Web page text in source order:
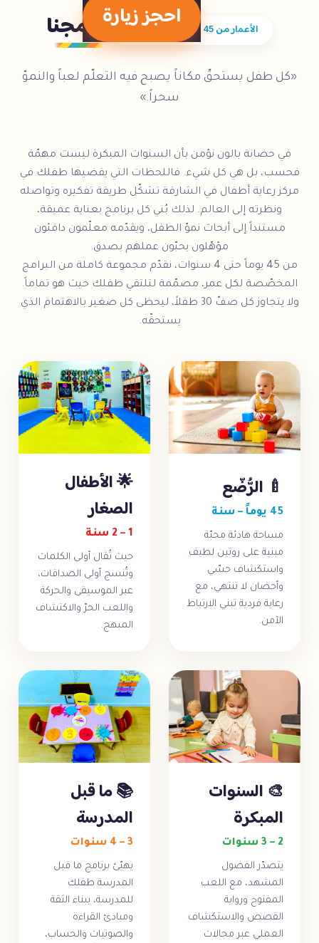
احجز زيارة
الأعمار من 45 يوماً حتى 4 سنوات برامجنا
«كل طفل يستحقّ مكاناً يصبح فيه التعلّم لعباً والنموّ
سحراً.»
في حضانة بالون نؤمن بأن السنوات المبكرة ليست مهمّة
فحسب، بل هي كل شيء. فاللحظات التي يقضيها طفلك في
مركز رعاية أطفال في الشارقة تشكّل طريقة تفكيره وتواصله
ونظرته إلى العالم. لذلك بُني كل برنامج بعناية عميقة،
مستنداً إلى أبحاث نموّ الطفل، ويقدّمه معلّمون دافئون
مؤهّلون يحبّون عملهم بصدق.
من 45 يوماً حتى 4 سنوات، نقدّم مجموعة كاملة من البرامج
المخصّصة لكل عمر، مصمّمة لتلتقي طفلك حيث هو تماماً.
ولا يتجاوز كل صفّ 30 طفلاً، ليحظى كل صغير بالاهتمام الذي
يستحقّه.
🍼 الرُّضّع
45 يوماً – سنة
مساحة هادئة محبّة
مبنية على روتين لطيف
واستكشاف حسّي
وأحضان لا تنتهي، مع
رعاية فردية تبني الارتباط
الآمن.
🌟 الأطفال
الصغار
1 – 2 سنة
حيث تُقال أولى الكلمات
وتُنسج أولى الصداقات،
عبر الموسيقى والحركة
واللعب الحرّ والاكتشاف
المبهج.
🎨 السنوات
المبكرة
2 – 3 سنوات
يتصدّر الفضول
المشهد، مع اللعب
المفتوح ورواية
القصص والاستكشاف
العملي عبر مجالات
📚 ما قبل
المدرسة
3 – 4 سنوات
يهيّئ برنامج ما قبل
المدرسة طفلك
للمدرسة، ببناء الثقة
ومبادئ القراءة
والصوتيات والحساب،